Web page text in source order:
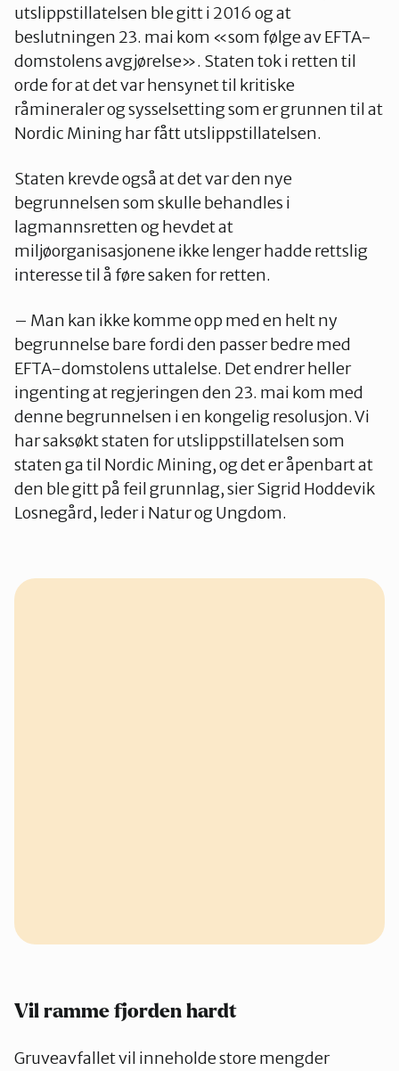
utslippstillatelsen ble gitt i 2016 og at
beslutningen 23. mai kom «som følge av EFTA-
domstolens avgjørelse». Staten tok i retten til
orde for at det var hensynet til kritiske
råmineraler og sysselsetting som er grunnen til at
Nordic Mining har fått utslippstillatelsen.
Staten krevde også at det var den nye
begrunnelsen som skulle behandles i
lagmannsretten og hevdet at
miljøorganisasjonene ikke lenger hadde rettslig
interesse til å føre saken for retten.
– Man kan ikke komme opp med en helt ny
begrunnelse bare fordi den passer bedre med
EFTA-domstolens uttalelse. Det endrer heller
ingenting at regjeringen den 23. mai kom med
denne begrunnelsen i en kongelig resolusjon. Vi
har saksøkt staten for utslippstillatelsen som
staten ga til Nordic Mining, og det er åpenbart at
den ble gitt på feil grunnlag, sier Sigrid Hoddevik
Losnegård, leder i Natur og Ungdom.
Vil ramme fjorden hardt
Gruveavfallet vil inneholde store mengder